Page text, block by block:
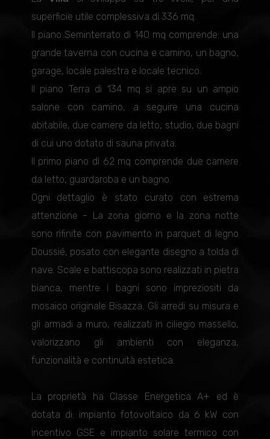
superficie utile complessiva di 336 mq.
Il piano Seminterrato di 140 mq comprende: una
grande taverna con cucina e camino, un bagno,
garage, locale palestra e locale tecnico.
Il piano Terra di 134 mq si apre su un ampio
salone con camino, a seguire una cucina
abitabile, due camere da letto, studio, due bagni
di cui uno dotato di sauna privata.
Il primo piano di 62 mq comprende due camere
da letto, guardaroba e un bagno.
Ogni dettaglio è stato curato con estrema
attenzione - La zona giorno e la zona notte
sono rifinite con pavimento in parquet di legno
Doussié, posato con elegante disegno a tolda di
nave. Scale e battiscopa sono realizzati in pietra
bianca, mentre i bagni sono impreziositi da
mosaico originale Bisazza. Gli arredi su misura e
gli armadi a muro, realizzati in ciliegio massello,
valorizzano gli ambienti con eleganza,
funzionalità e continuità estetica.
La proprietà ha Classe Energetica A+ ed è
dotata di: impianto fotovoltaico da 6 kW con
incentivo GSE e impianto solare termico con